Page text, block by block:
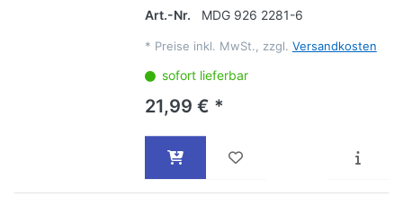
Art.-Nr.
MDG 926 2281-6
* Preise inkl. MwSt., zzgl. Versandkosten
sofort lieferbar
21,99 € *